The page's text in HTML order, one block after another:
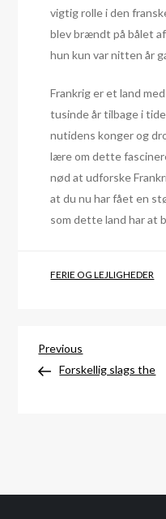
vigtig rolle i den
blev brændt på bålet
hun kun var nitten år
Frankrig er et land
tusinde år tilbage i
nutidens konger og
lære om dette
nød at udforske
at du nu har fået en
som dette land har at
FERIE OG LEJLIGHEDER
Previous
Post
Previous
Forskellig slags the